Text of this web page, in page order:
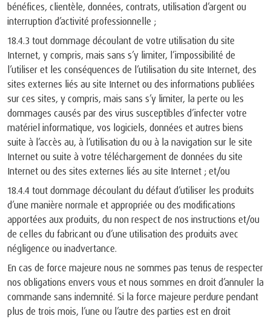
bénéfices, clientèle, données, contrats, utilisation d’argent ou
interruption d’activité professionnelle ;
18.4.3 tout dommage découlant de votre utilisation du site
Internet, y compris, mais sans s’y limiter, l’impossibilité de
l’utiliser et les conséquences de l’utilisation du site Internet, des
sites externes liés au site Internet ou des informations publiées
sur ces sites, y compris, mais sans s’y limiter, la perte ou les
dommages causés par des virus susceptibles d’infecter votre
matériel informatique, vos logiciels, données et autres biens
suite à l’accès au, à l’utilisation du ou à la navigation sur le site
Internet ou suite à votre téléchargement de données du site
Internet ou des sites externes liés au site Internet ; et/ou
18.4.4 tout dommage découlant du défaut d’utiliser les produits
d’une manière normale et appropriée ou des modifications
apportées aux produits, du non respect de nos instructions et/ou
de celles du fabricant ou d’une utilisation des produits avec
négligence ou inadvertance.
En cas de force majeure nous ne sommes pas tenus de respecter
nos obligations envers vous et nous sommes en droit d’annuler la
commande sans indemnité. Si la force majeure perdure pendant
plus de trois mois, l’une ou l’autre des parties est en droit